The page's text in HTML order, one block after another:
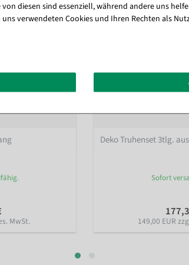
MwSt.
Deko Truhenset 3tlg.
Sofort
149,00 EUR
diesen sind essenziell, während andere uns
verwendeten Cookies und Ihren Rechten als